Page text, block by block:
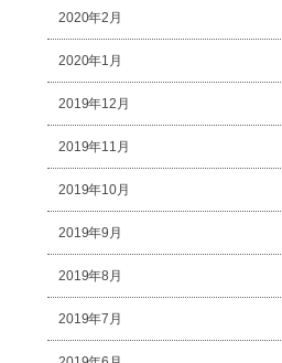
2020年2月
2020年1月
2019年12月
2019年11月
2019年10月
2019年9月
2019年8月
2019年7月